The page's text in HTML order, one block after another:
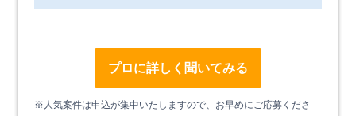
プロに詳しく聞いてみる
※人気案件は申込が集中いたしますので、お早めにご応募くださ